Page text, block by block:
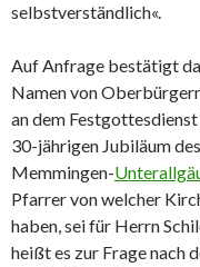
selbstverständlich«.
Auf Anfrage bestätigt
Namen von
an dem
30-jährigen Jubiläum
Memmingen-
Pfarrer von welcher
haben, sei für Herrn
heißt es zur Frage nach